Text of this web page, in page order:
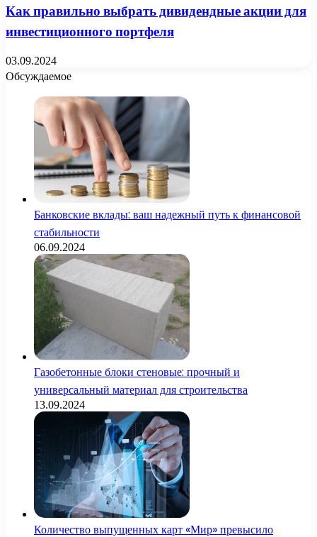
Как правильно выбрать дивидендные акции для
инвестиционного портфеля
03.09.2024
Обсуждаемое
Банковские вклады: ваш надежный путь к финансовой
стабильности
06.09.2024
Газобетонные блоки стеновые: прочный и
универсальный материал для строительства
13.09.2024
Количество выпущенных карт «Мир» превысило